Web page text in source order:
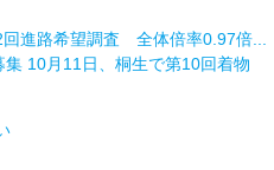
回進路希望調査 全体倍率0.97倍...
10月11日、桐生で第10回着物